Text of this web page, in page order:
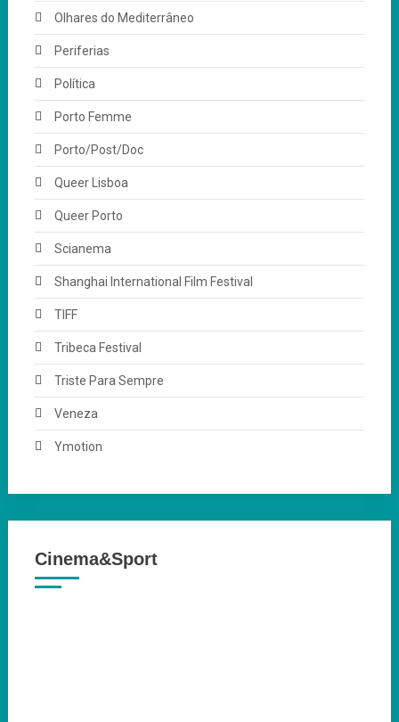
Olhares do Mediterrâneo
Periferias
Política
Porto Femme
Porto/Post/Doc
Queer Lisboa
Queer Porto
Scianema
Shanghai International Film Festival
TIFF
Tribeca Festival
Triste Para Sempre
Veneza
Ymotion
Cinema&Sport